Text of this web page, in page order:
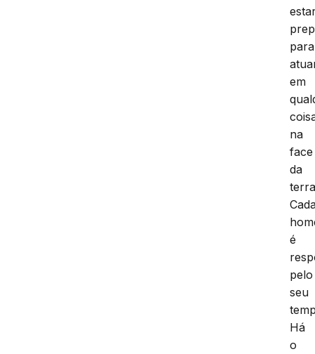
para
em
na
face
da
é
pelo
seu
Há
o